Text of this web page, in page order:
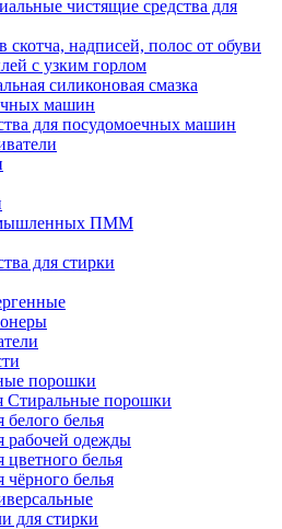
чистящие средства для
скотча, надписей, полос от обуви
с узким горлом
силиконовая смазка
машин
для посудомоечных машин
ПММ
для стирки
порошки
Стиральные порошки
белого белья
рабочей одежды
цветного белья
чёрного белья
для стирки